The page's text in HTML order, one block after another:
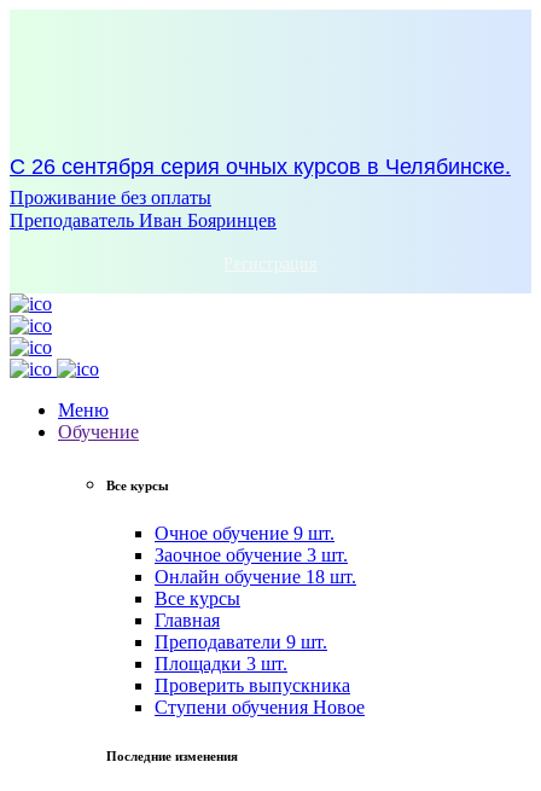
С 26 сентября серия очных курсов в Челябинске.
Проживание без оплаты
Преподаватель Иван Бояринцев
Регистрация
Меню
Обучение
Все курсы
Очное обучение 9 шт.
Заочное обучение 3 шт.
Онлайн обучение 18 шт.
Все курсы
Главная
Преподаватели 9 шт.
Площадки 3 шт.
Проверить выпускника
Cтупени обучения Новое
Последние изменения